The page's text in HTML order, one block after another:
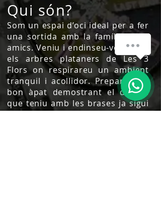
Qui són?
Som un espai d’oci ideal per a fer
una sortida amb la família o els
amics. Veniu i endinseu-vos entre
els arbres plataners de Les 3
Flors on respirareu un ambient
tranquil i acollidor. Prepareu un
bon àpat demostrant el domini
que teniu amb les brases ja sigui
fent torrades, coent costelles,
¿Cómo podemos ayudarte?
1